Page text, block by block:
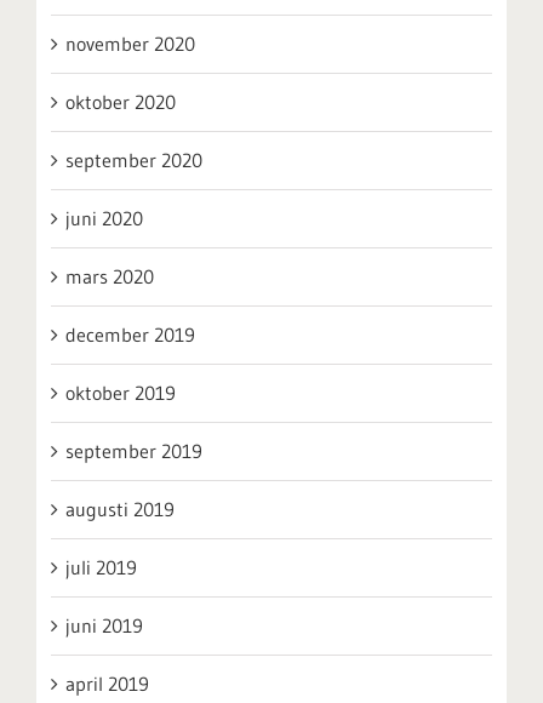
november 2020
oktober 2020
september 2020
juni 2020
mars 2020
december 2019
oktober 2019
september 2019
augusti 2019
juli 2019
juni 2019
april 2019